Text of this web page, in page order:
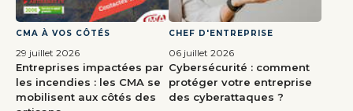
CMA À VOS CÔTÉS
29 juillet 2026
Entreprises impactées par
les incendies : les CMA se
mobilisent aux côtés des
CHEF D'ENTREPRISE
06 juillet 2026
Cybersécurité : comment
protéger votre entreprise
des cyberattaques ?